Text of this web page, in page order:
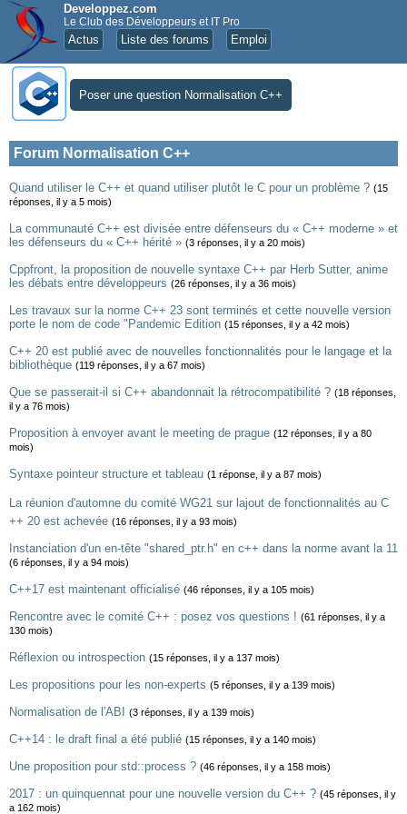
Developpez.com
Le Club des Développeurs et IT Pro
Actus Liste des forums Emploi
Poser une question Normalisation C++
Forum Normalisation C++
Quand utiliser le C++ et quand utiliser plutôt le C pour un problème ? (15
réponses, il y a 5 mois)
La communauté C++ est divisée entre défenseurs du « C++ moderne » et
les défenseurs du « C++ hérité » (3 réponses, il y a 20 mois)
Cppfront, la proposition de nouvelle syntaxe C++ par Herb Sutter, anime
les débats entre développeurs (26 réponses, il y a 36 mois)
Les travaux sur la norme C++ 23 sont terminés et cette nouvelle version
porte le nom de code "Pandemic Edition (15 réponses, il y a 42 mois)
C++ 20 est publié avec de nouvelles fonctionnalités pour le langage et la
bibliothèque (119 réponses, il y a 67 mois)
Que se passerait-il si C++ abandonnait la rétrocompatibilité ? (18 réponses,
il y a 76 mois)
Proposition à envoyer avant le meeting de prague (12 réponses, il y a 80
mois)
Syntaxe pointeur structure et tableau (1 réponse, il y a 87 mois)
La réunion d'automne du comité WG21 sur lajout de fonctionnalités au C
++ 20 est achevée (16 réponses, il y a 93 mois)
Instanciation d'un en-tête "shared_ptr.h" en c++ dans la norme avant la 11
(6 réponses, il y a 94 mois)
C++17 est maintenant officialisé (46 réponses, il y a 105 mois)
Rencontre avec le comité C++ : posez vos questions ! (61 réponses, il y a
130 mois)
Réflexion ou introspection (15 réponses, il y a 137 mois)
Les propositions pour les non-experts (5 réponses, il y a 139 mois)
Normalisation de l'ABI (3 réponses, il y a 139 mois)
C++14 : le draft final a été publié (15 réponses, il y a 140 mois)
Une proposition pour std::process ? (46 réponses, il y a 158 mois)
2017 : un quinquennat pour une nouvelle version du C++ ? (45 réponses, il y
a 162 mois)